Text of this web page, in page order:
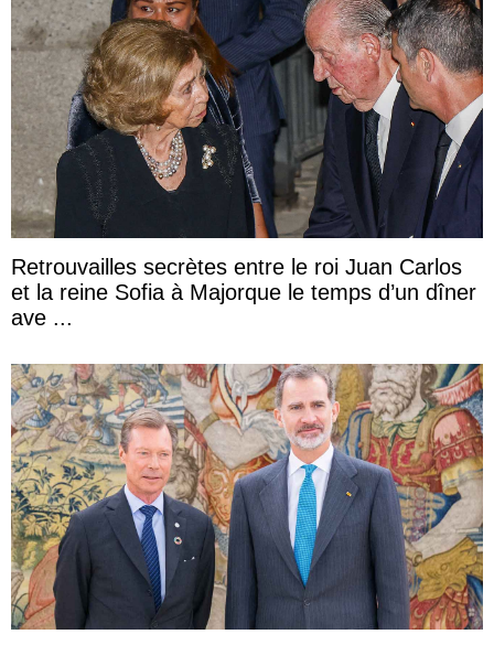
Retrouvailles secrètes entre le roi Juan Carlos
et la reine Sofia à Majorque le temps d’un dîner
ave ...